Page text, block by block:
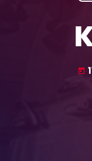
today